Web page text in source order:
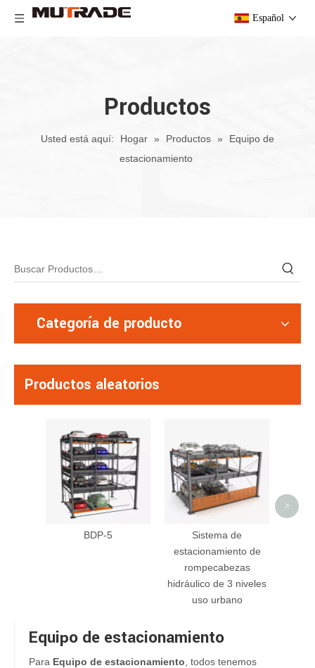
Español
Productos
Usted está aquí: Hogar » Productos »
Equipo de
estacionamiento
Categoría de producto
Productos aleatorios
BDP-5
Sistema de
estacionamiento de
rompecabezas
hidráulico de 3 niveles
uso urbano
>
Equipo de estacionamiento
Para Equipo de estacionamiento , todos tenemos